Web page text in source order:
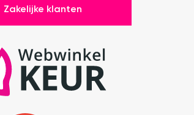
Zakelijke klanten